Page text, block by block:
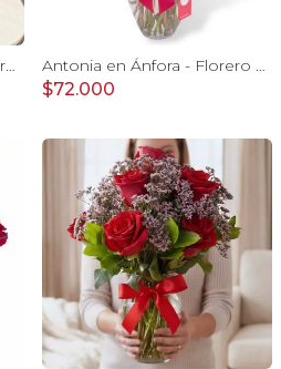
Agustina en sombrero - Arreglo 9 rosas rojo y astromelias Antonia en Ánfora - Florero con 18 rosa blanco y rojo
$72.000